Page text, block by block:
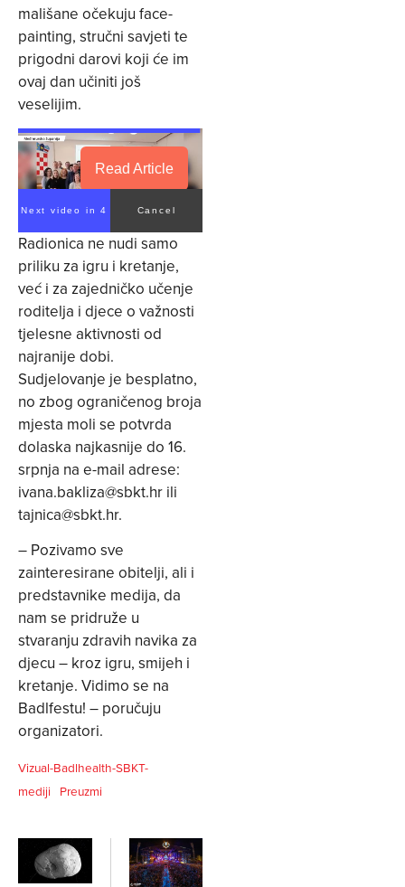
mališane očekuju face-
painting, stručni savjeti te
prigodni darovi koji će im
ovaj dan učiniti još
veselijim.
Read Article
Next video in 4 Cancel
Radionica ne nudi samo
priliku za igru i kretanje,
već i za zajedničko učenje
roditelja i djece o važnosti
tjelesne aktivnosti od
najranije dobi.
Sudjelovanje je besplatno,
no zbog ograničenog broja
mjesta moli se potvrda
dolaska najkasnije do 16.
srpnja na e-mail adrese:
ivana.bakliza@sbkt.hr ili
tajnica@sbkt.hr.
– Pozivamo sve
zainteresirane obitelji, ali i
predstavnike medija, da
nam se pridruže u
stvaranju zdravih navika za
djecu – kroz igru, smijeh i
kretanje. Vidimo se na
Badlfestu! – poručuju
organizatori.
Vizual-Badlhealth-SBKT-
mediji
Preuzmi